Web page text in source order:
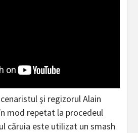
şi regizorul Alain
mod repetat la procedeul
căruia este utilizat un smash